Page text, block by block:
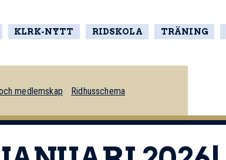
KLRK-NYTT RIDSKOLA TRÄNING
medlemskap
Ridhusschema